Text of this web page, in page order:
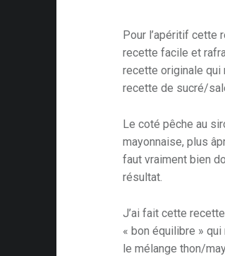
Pour l’apéritif cette
recette facile et
recette originale qui
recette de sucré/
Le coté pêche au
mayonnaise, plus
faut vraiment bien
résultat.
J’ai fait cette
« bon équilibre »
le mélange thon/